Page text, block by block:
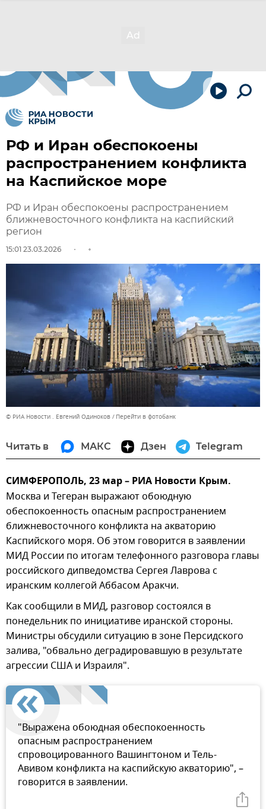
РФ и Иран обеспокоены
распространением конфликта
на Каспийское море
РФ и Иран обеспокоены распространением
ближневосточного конфликта на каспийский
регион
15:01 23.03.2026
© РИА Новости . Евгений Одиноков Перейти в фотобанк
Читать в МАКС Дзен Telegram
СИМФЕРОПОЛЬ, 23 мар – РИА Новости Крым.
Москва и Тегеран выражают обоюдную
обеспокоенность опасным распространением
ближневосточного конфликта на акваторию
Каспийского моря. Об этом говорится в заявлении
МИД России по итогам телефонного разговора главы
российского дипведомства Сергея Лаврова с
иранским коллегой Аббасом Аракчи.
Как сообщили в МИД, разговор состоялся в
понедельник по инициативе иранской стороны.
Министры обсудили ситуацию в зоне Персидского
залива, "обвально деградировавшую в результате
агрессии США и Израиля".
"Выражена обоюдная обеспокоенность
опасным распространением
спровоцированного Вашингтоном и Тель-
Авивом конфликта на каспийскую акваторию", –
говорится в заявлении.